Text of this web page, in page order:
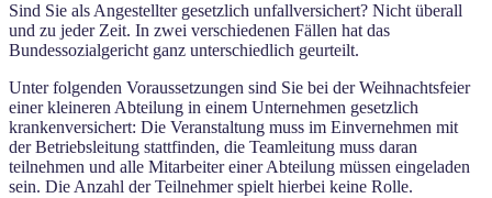
Sind Sie als Angestellter gesetzlich unfallversichert? Nicht überall
und zu jeder Zeit. In zwei verschiedenen Fällen hat das
Bundessozialgericht ganz unterschiedlich geurteilt.
Unter folgenden Voraussetzungen sind Sie bei der Weihnachtsfeier
einer kleineren Abteilung in einem Unternehmen gesetzlich
krankenversichert: Die Veranstaltung muss im Einvernehmen mit
der Betriebsleitung stattfinden, die Teamleitung muss daran
teilnehmen und alle Mitarbeiter einer Abteilung müssen eingeladen
sein. Die Anzahl der Teilnehmer spielt hierbei keine Rolle.